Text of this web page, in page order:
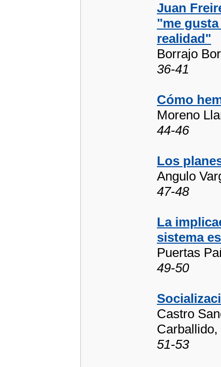
Juan
"me
realidad"
Borrajo
36-41
Cómo
Moreno
44-46
Los
Angulo
47-48
La
sistema
Puertas
49-50
Castro
51-53